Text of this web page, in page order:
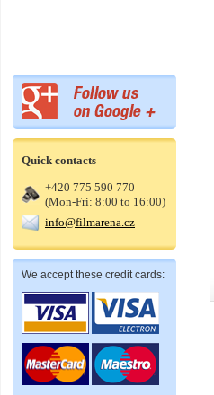
Quick contacts
+420 775 590 770
(Mon-Fri: 8:00 to 16:00)
info@filmarena.cz
We accept these credit cards: